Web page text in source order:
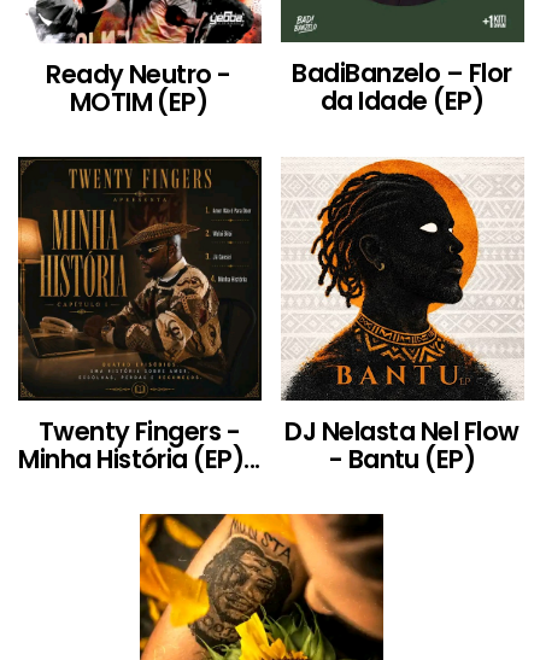
Ready Neutro -
MOTIM (EP)
BadiBanzelo – Flor
da Idade (EP)
Twenty Fingers -
Minha História (EP)...
DJ Nelasta Nel Flow
- Bantu (EP)